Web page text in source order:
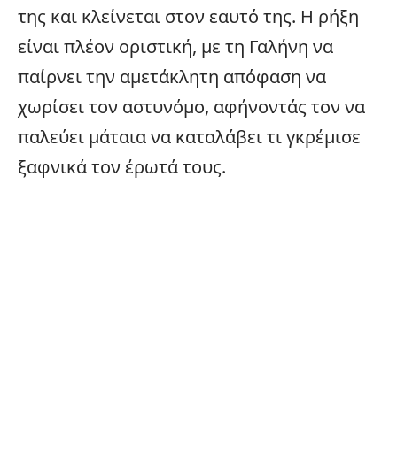
της και κλείνεται στον εαυτό της. Η ρήξη
είναι πλέον οριστική, με τη Γαλήνη να
παίρνει την αμετάκλητη απόφαση να
χωρίσει τον αστυνόμο, αφήνοντάς τον να
παλεύει μάταια να καταλάβει τι γκρέμισε
ξαφνικά τον έρωτά τους.